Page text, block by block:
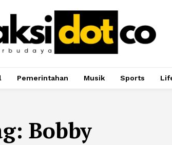
Pemerintahan Musik Sports
Bobby